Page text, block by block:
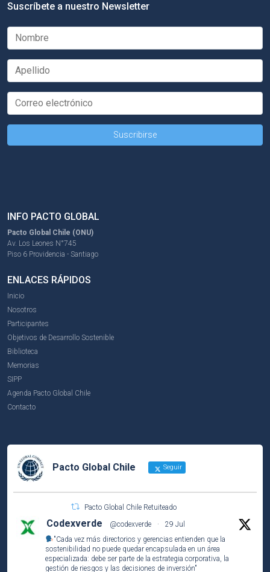
Suscríbete a nuestro Newsletter
INFO PACTO GLOBAL
Pacto Global Chile (ONU)
Av. Los Leones N°745
Piso 6 Providencia - Santiago
ENLACES RÁPIDOS
Inicio
Nosotros
Participantes
Objetivos de Desarrollo Sostenible
Biblioteca
Memorias
SIPP
Agenda Pacto Global Chile
Contacto
Pacto Global Chile Seguir
Pacto Global Chile Retuiteado
Codexverde @codexverde ·
29 Jul
"Cada vez más directorios y gerencias entienden que la
sostenibilidad no puede quedar encapsulada en un área
especializada: debe ser parte de la estrategia corporativa, la
gestión de riesgos y las decisiones de inversión"